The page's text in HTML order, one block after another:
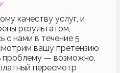
качеству услуг, и
результатом,
с нами в течение 5
вашу претензию
проблему — возможно,
пересмотр